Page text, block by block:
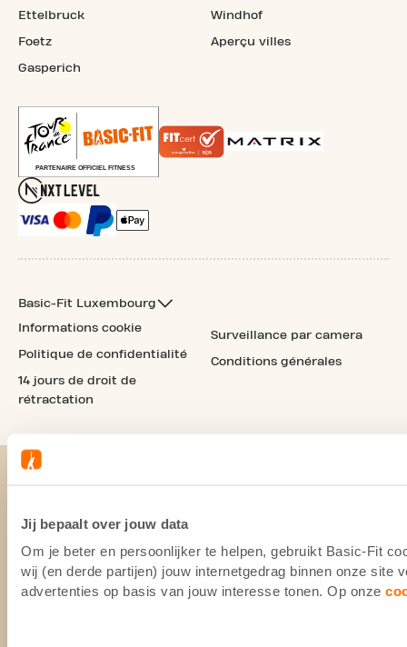
Jij bepaalt over jouw data
Om je beter en persoonlijker te helpen, gebruikt Basic-Fit
wij (en derde partijen) jouw internetgedrag binnen onze site
advertenties op basis van jouw interesse tonen. Op onze
Ettelbruck
Foetz
Gasperich
Windhof
Aperçu villes
Basic-Fit Luxembourg
Informations cookie
Politique de confidentialité
14 jours de droit de
rétractation
Surveillance par camera
Conditions générales